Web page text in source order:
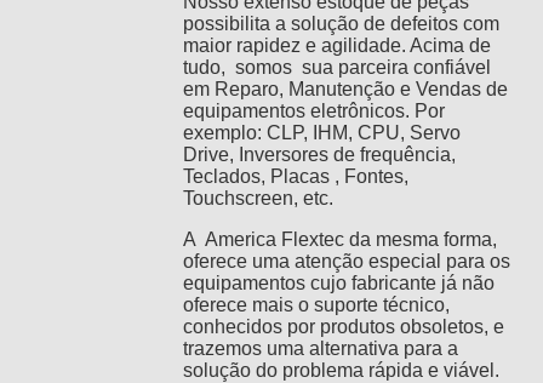
possibilita a solução de defeitos com
maior rapidez e agilidade. Acima de
tudo, somos sua parceira confiável
em Reparo, Manutenção e Vendas de
equipamentos eletrônicos. Por
exemplo: CLP, IHM, CPU, Servo
Drive, Inversores de frequência,
Teclados, Placas , Fontes,
Touchscreen, etc.
A America Flextec da mesma forma,
oferece uma atenção especial para os
equipamentos cujo fabricante já não
oferece mais o suporte técnico,
conhecidos por produtos obsoletos, e
trazemos uma alternativa para a
solução do problema rápida e viável.